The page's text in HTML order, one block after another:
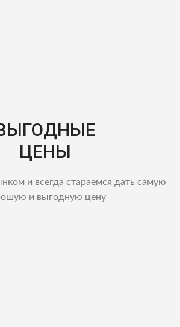
ЦЕНЫ
и всегда стараемся дать самую
и выгодную цену